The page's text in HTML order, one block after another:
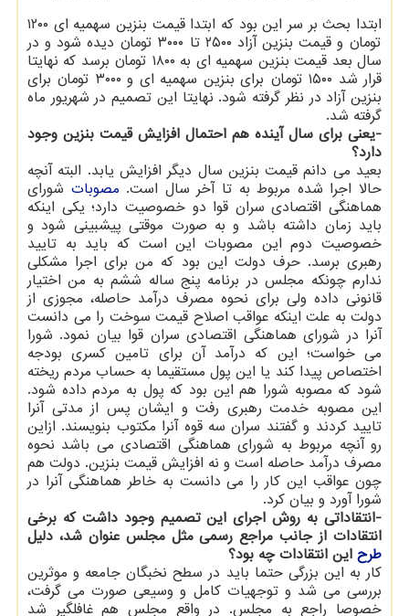
ابتدا بحث بر سر این بود كه ابتدا قیمت بنزین سهمیه ای ۱۲۰۰
تومان و قیمت بنزین آزاد ۲۵۰۰ تا ۳۰۰۰ تومان دیده شود و در
سال بعد قیمت بنزین سهمیه ای به ۱۸۰۰ تومان برسد كه نهایتا
قرار شد ۱۵۰۰ تومان برای بنزین سهمیه ای و ۳۰۰۰ تومان برای
بنزین آزاد در نظر گرفته شود. نهایتا این تصمیم در شهریور ماه
گرفته شد.
-یعنی برای سال آینده هم احتمال افزایش قیمت بنزین وجود
دارد؟
بعید می دانم قیمت بنزین سال دیگر افزایش یابد. البته آنچه
حالا اجرا شده مربوط به تا آخر سال است. مصوبات شورای
هماهنگی اقتصادی سران قوا دو خصوصیت دارد؛ یكی اینكه
باید زمان داشته باشد و به صورت موقتی پیشبینی شود و
خصوصیت دوم این مصوبات این است كه باید به تایید
رهبری برسد. حرف دولت این بود كه من برای اجرا مشكلی
ندارم چونكه مجلس در برنامه پنج ساله ششم به من اختیار
قانونی داده ولی برای نحوه مصرف درآمد حاصله، مجوزی از
دولت به علت اینكه عواقب اصلاح قیمت سوخت را می دانست
آنرا در شورای هماهنگی اقتصادی سران قوا بیان نمود. شورا
می خواست؛ این كه درآمد آن برای تامین كسری بودجه
اختصاص پیدا كند یا این پول مستقیما به حساب مردم ریخته
شود كه مصوبه شورا هم این بود كه پول به مردم داده شود.
این مصوبه خدمت رهبری رفت و ایشان پس از مدتی آنرا
تایید كردند و گفتند سران سه قوه آنرا مكتوب بنویسند. ازاین
رو آنچه مربوط به شورای هماهنگی اقتصادی می باشد نحوه
مصرف درآمد حاصله است و نه افزایش قیمت بنزین. دولت هم
چون عواقب این كار را می دانست به خاطر هماهنگی آنرا در
شورا آورد و بیان كرد.
-انتقاداتی به روش اجرای این تصمیم وجود داشت كه برخی
انتقادات از جانب مراجع رسمی مثل مجلس عنوان شد، دلیل
طرح این انتقادات چه بود؟
كار به این بزرگی حتما باید در سطح نخبگان جامعه و موثرین
بررسی می شد و توجهیات كامل و وسیعی صورت می گرفت،
خصوصا راجع به مجلس. در واقع مجلس هم غافلگیر شد